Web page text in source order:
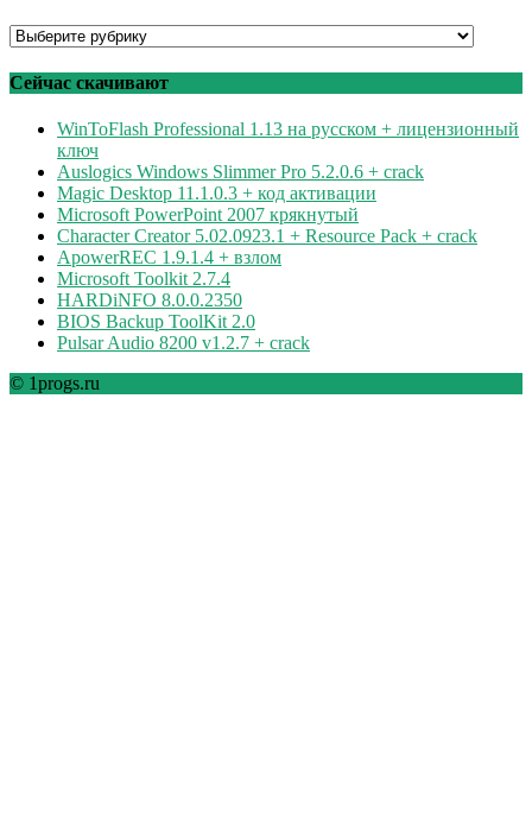
Программы
рубрикам
Сейчас скачивают
WinToFlash Professional 1.13 на русском + лицензионный
ключ
Auslogics Windows Slimmer Pro 5.2.0.6 + crack
Magic Desktop 11.1.0.3 + код активации
Microsoft PowerPoint 2007 крякнутый
Character Creator 5.02.0923.1 + Resource Pack + crack
ApowerREC 1.9.1.4 + взлом
Microsoft Toolkit 2.7.4
HARDiNFO 8.0.0.2350
BIOS Backup ToolKit 2.0
Pulsar Audio 8200 v1.2.7 + crack
© 1progs.ru